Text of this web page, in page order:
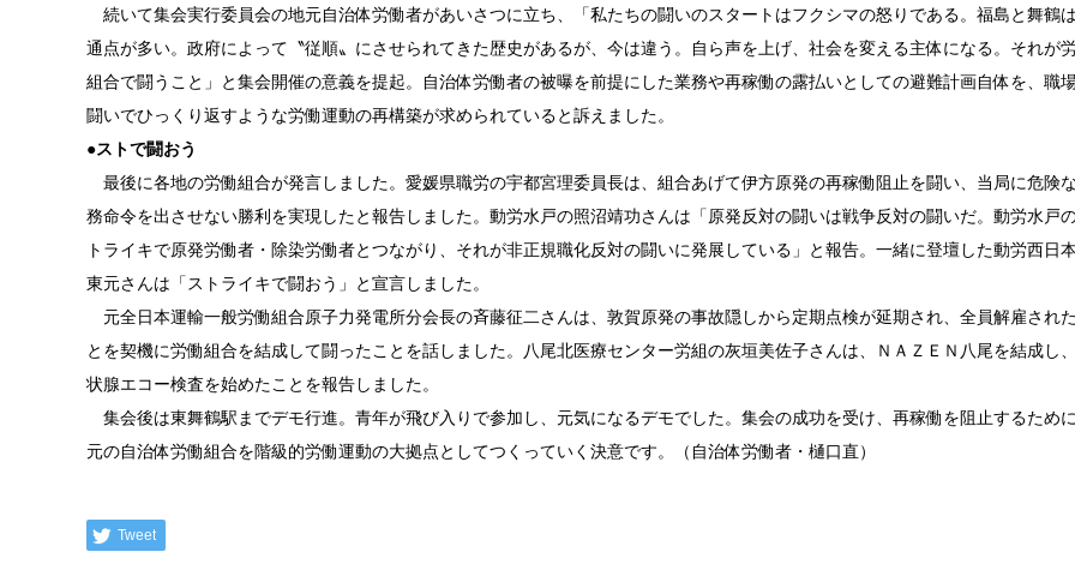
続いて集会実行委員会の地元自治体労働者があいさつに立ち、「私たちの闘いのスタートはフクシマの怒りである。福島と舞鶴
通点が多い。政府によって〝従順〟にさせられてきた歴史があるが、今は違う。自ら声を上げ、社会を変える主体になる。それが
組合で闘うこと」と集会開催の意義を提起。自治体労働者の被曝を前提にした業務や再稼働の露払いとしての避難計画自体を、職
闘いでひっくり返すような労働運動の再構築が求められていると訴えました。
●ストで闘おう
最後に各地の労働組合が発言しました。愛媛県職労の宇都宮理委員長は、組合あげて伊方原発の再稼働阻止を闘い、当局に危険
務命令を出させない勝利を実現したと報告しました。動労水戸の照沼靖功さんは「原発反対の闘いは戦争反対の闘いだ。動労水戸
トライキで原発労働者・除染労働者とつながり、それが非正規職化反対の闘いに発展している」と報告。一緒に登壇した動労西日
東元さんは「ストライキで闘おう」と宣言しました。
元全日本運輸一般労働組合原子力発電所分会長の斉藤征二さんは、敦賀原発の事故隠しから定期点検が延期され、全員解雇され
とを契機に労働組合を結成して闘ったことを話しました。八尾北医療センター労組の灰垣美佐子さんは、ＮＡＺＥＮ八尾を結成し
状腺エコー検査を始めたことを報告しました。
集会後は東舞鶴駅までデモ行進。青年が飛び入りで参加し、元気になるデモでした。集会の成功を受け、再稼働を阻止するため
元の自治体労働組合を階級的労働運動の大拠点としてつくっていく決意です。（自治体労働者・樋口直）
Tweet